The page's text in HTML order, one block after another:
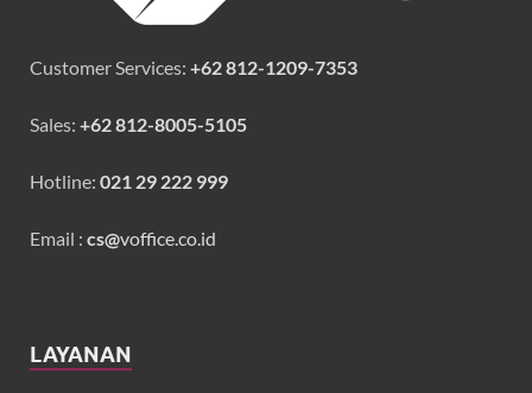
Customer Services: +62 812-1209-7353
Sales: +62 812-8005-5105
Hotline: 021 29 222 999
Email : cs@voffice.co.id
LAYANAN